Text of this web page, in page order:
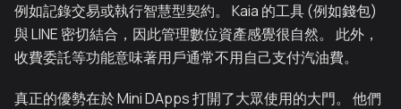
例如記錄交易或執行智慧型契約。 Kaia 的工具 (例如錢包)
與 LINE 密切結合，因此管理數位資產感覺很自然。 此外，
收費委託等功能意味著用戶通常不用自己支付汽油費。
真正的優勢在於 Mini DApps 打開了大眾使用的大門。 他們